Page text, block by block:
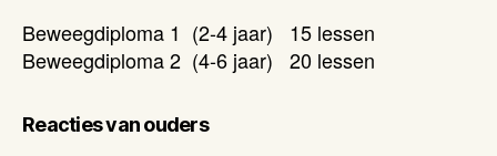
Beweegdiploma 1 (2-4 jaar) 15 lessen
Beweegdiploma 2 (4-6 jaar) 20 lessen
Reacties van ouders